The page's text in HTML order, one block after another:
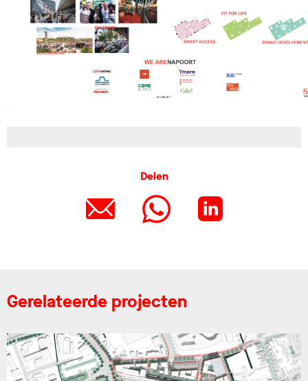
Delen
Gerelateerde projecten